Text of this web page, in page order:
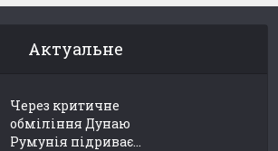
Актуальне
Через критичне
обміління Дунаю
Румунія підриває...